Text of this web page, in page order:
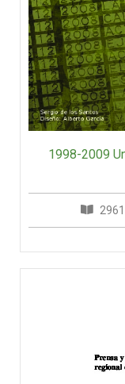
1998-2009
2961